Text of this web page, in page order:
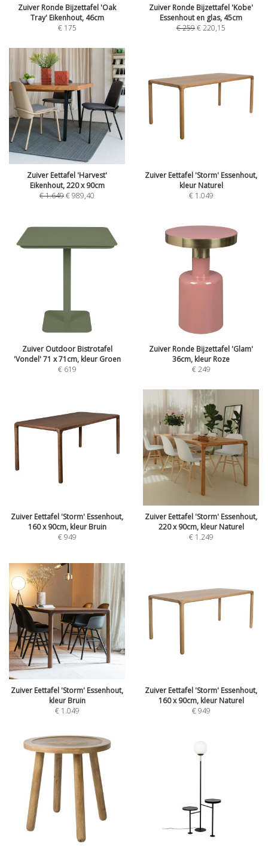
Zuiver Ronde Bijzettafel 'Oak
Tray' Eikenhout, 46cm
€ 175
Zuiver Ronde Bijzettafel 'Kobe'
Essenhout en glas, 45cm
€259€220,15
Zuiver Eettafel 'Harvest'
Eikenhout, 220 x 90cm
€1.649€989,40
Zuiver Eettafel 'Storm' Essenhout,
kleur Naturel
€ 1.049
Zuiver Outdoor Bistrotafel
'Vondel' 71 x 71cm, kleur Groen
€ 619
Zuiver Ronde Bijzettafel 'Glam'
36cm, kleur Roze
€249
Zuiver Eettafel 'Storm' Essenhout,
160 x 90cm, kleur Bruin
€949
Zuiver Eettafel 'Storm' Essenhout,
220 x 90cm, kleur Naturel
€ 1.249
Zuiver Eettafel 'Storm' Essenhout,
kleur Bruin
€ 1.049
Zuiver Eettafel 'Storm' Essenhout,
160 x 90cm, kleur Naturel
€949